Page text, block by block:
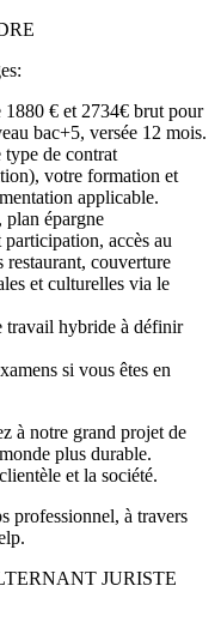
1880 € et 2734€ brut pour
bac+5, versée 12 mois.
type de contrat
votre formation et
applicable.
plan épargne
participation, accès au
restaurant, couverture
et culturelles via le
travail hybride à définir
si vous êtes en
à notre grand projet de
plus durable.
et la société.
professionnel, à travers
JURISTE